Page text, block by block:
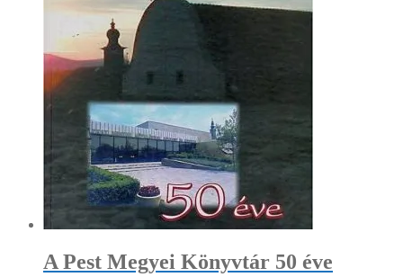
A Pest Megyei Könyvtár 50 éve